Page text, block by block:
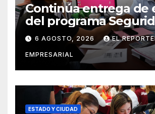
Continúa entrega de
del programa
el Mar
6 AGOSTO, 2026 EL
EMPRESARIAL
ESTADO Y CIUDAD